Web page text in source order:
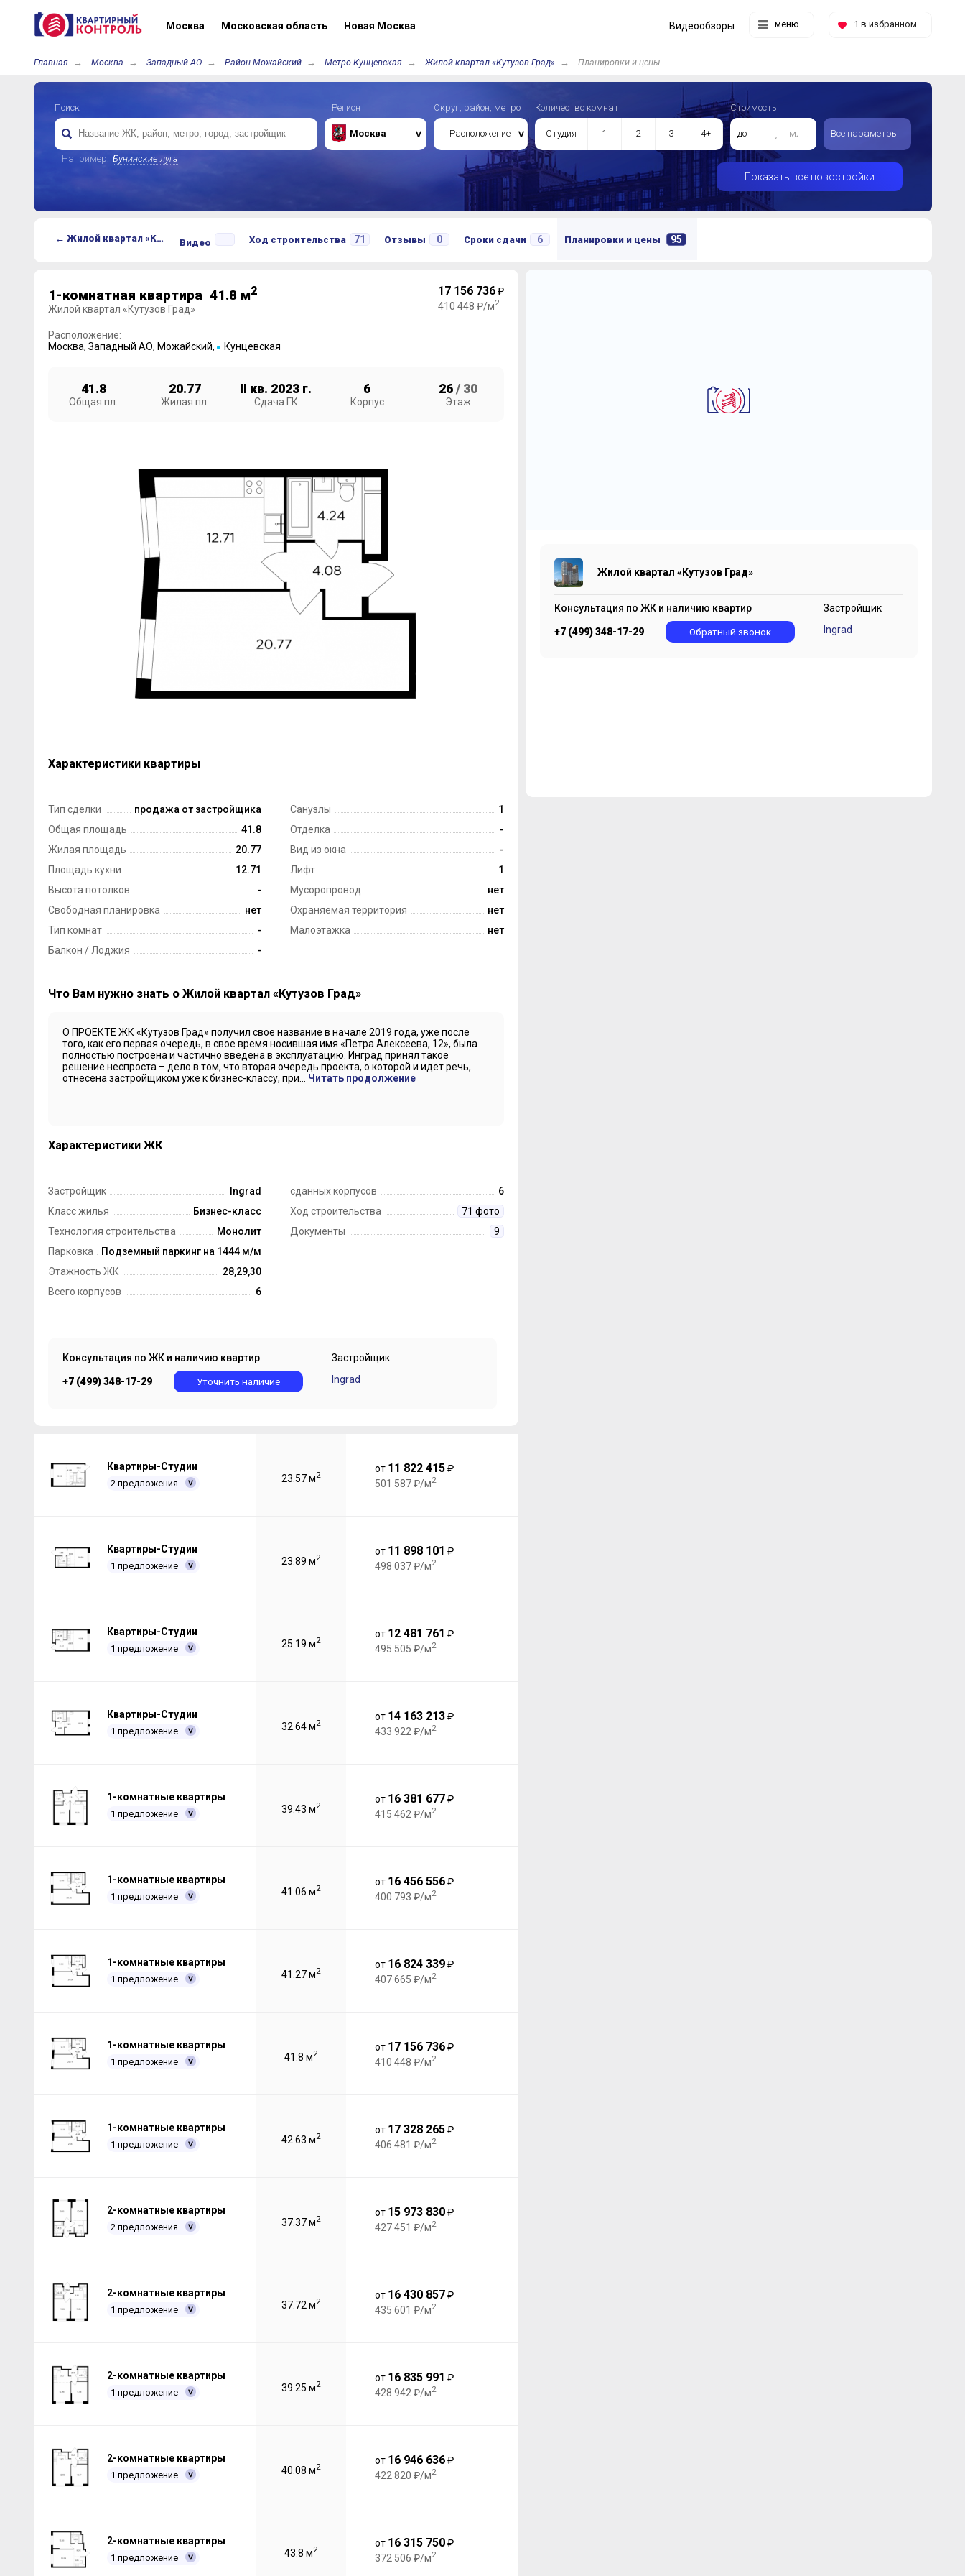
Москва Московская область Новая Москва меню 1 в избранном
Видеообзоры
Главная Москва Западный АО Район Можайский Метро Кунцевская Жилой квартал «Кутузов Град» Планировки и цены
Поиск
Например: Бунинские луга
Регион
Москва
Округ, район, метро
Расположение
Количество комнат
Студия 1 2 3 4+
Стоимость
до млн. Все параметры
Показать все новостройки
← Жилой квартал «Кутузов Град» Видео Ход строительства 71 Отзывы 0 Сроки сдачи 6 Планировки и цены 95
1-комнатная квартира 41.8 м2
Жилой квартал «Кутузов Град»
17 156 736₽
410 448 ₽/м2
Расположение:
Москва, Западный АО, Можайский, Кунцевская
41.8
Общая пл.
20.77
Жилая пл.
II кв. 2023 г.
Сдача ГК
6
Корпус
26/ 30
Этаж
Характеристики квартиры
Тип сделки
продажа от застройщика
Общая площадь
41.8
Жилая площадь
20.77
Площадь кухни
12.71
Высота потолков
-
Свободная планировка
нет
Тип комнат
-
Балкон / Лоджия
-
Санузлы
1
Отделка
-
Вид из окна
-
Лифт
1
Мусоропровод
нет
Охраняемая территория
нет
Малоэтажка
нет
Что Вам нужно знать о Жилой квартал «Кутузов Град»
О ПРОЕКТЕ ЖК «Кутузов Град» получил свое название в начале 2019 года, уже после
того, как его первая очередь, в свое время носившая имя «Петра Алексеева, 12», была
полностью построена и частично введена в эксплуатацию. Инград принял такое
решение неспроста – дело в том, что вторая очередь проекта, о которой и идет речь,
отнесена застройщиком уже к бизнес-классу, при... Читать продолжение
Характеристики ЖК
Застройщик
Ingrad
Класс жилья
Бизнес-класс
Технология строительства
Монолит
Парковка
Подземный паркинг на 1444 м/м
Этажность ЖК
28,29,30
Всего корпусов
6
сданных корпусов
6
Ход строительства
71 фото
Документы
9
Консультация по ЖК и наличию квартир
+7 (499) 348-17-29 Уточнить наличие
Застройщик
Ingrad
Квартиры-Студии
2 предложения 23.57 м2
от 11 822 415₽
501 587 ₽/м2
Квартиры-Студии
1 предложение 23.89 м2
от 11 898 101 ₽
498 037 ₽/м2
Квартиры-Студии
1 предложение 25.19 м2
от 12 481 761 ₽
495 505 ₽/м2
Квартиры-Студии
1 предложение 32.64 м2
от 14 163 213₽
433 922 ₽/м2
1-комнатные квартиры
1 предложение 39.43 м2
от 16 381 677₽
415 462 ₽/м2
1-комнатные квартиры
1 предложение 41.06 м2
от 16 456 556₽
400 793 ₽/м2
1-комнатные квартиры
1 предложение 41.27 м2
от 16 824 339₽
407 665 ₽/м2
1-комнатные квартиры
1 предложение 41.8 м2
от 17 156 736₽
410 448 ₽/м2
1-комнатные квартиры
1 предложение 42.63 м2
от 17 328 265₽
406 481 ₽/м2
2-комнатные квартиры
2 предложения 37.37 м2
от 15 973 830₽
427 451 ₽/м2
2-комнатные квартиры
1 предложение 37.72 м2
от 16 430 857₽
435 601 ₽/м2
2-комнатные квартиры
1 предложение 39.25 м2
от 16 835 991 ₽
428 942 ₽/м2
2-комнатные квартиры
1 предложение 40.08 м2
от 16 946 636₽
422 820 ₽/м2
2-комнатные квартиры
1 предложение 43.8 м2
от 16 315 750₽
372 506 ₽/м2
Жилой квартал «Кутузов Град»
Консультация по ЖК и наличию квартир
+7 (499) 348-17-29 Обратный звонок
Застройщик
Ingrad